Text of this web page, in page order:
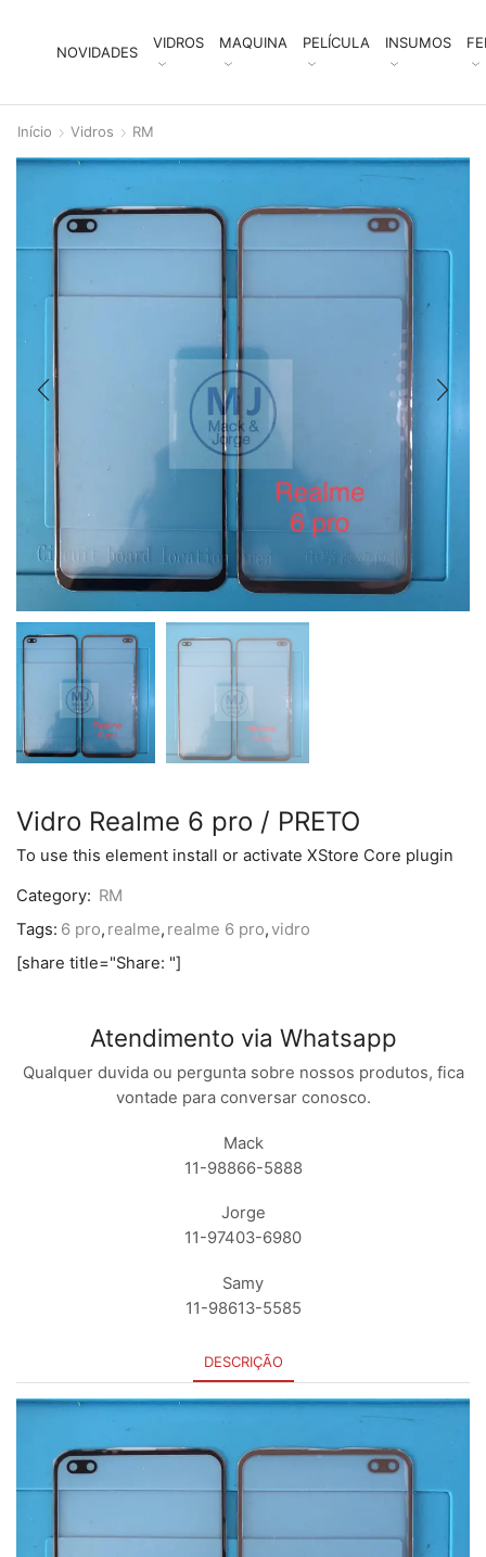
NOVIDADES
VIDROS MAQUINA PELÍCULA INSUMOS
Início Vidros RM
Vidro Realme 6 pro / PRETO
To use this element install or activate XStore Core plugin
Category: RM
Tags: 6 pro, realme, realme 6 pro,vidro
[share title="Share: "]
Atendimento via Whatsapp
Qualquer duvida ou pergunta sobre nossos produtos, fica
vontade para conversar conosco.
Mack
11-98866-5888
Jorge
11-97403-6980
Samy
11-98613-5585
DESCRIÇÃO